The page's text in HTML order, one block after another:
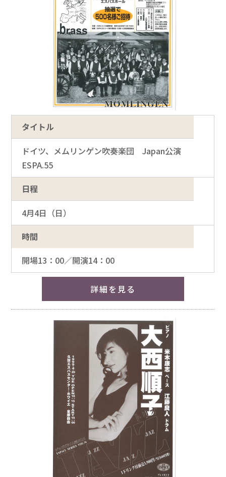
タイトル
ドイツ、メムリンゲン吹奏楽団 Japan公演
ESPA.55
日程
4月4日（日）
時間
開場13：00／開演14：00
詳細を見る